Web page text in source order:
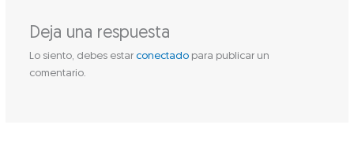
Deja una respuesta
Lo siento, debes estar conectadopara publicar un
comentario.